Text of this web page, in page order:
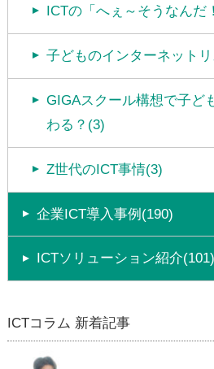
ICTの「へぇ～そうなんだ
子どものインターネット
GIGAスクール構想で子ど
わる？(3)
Z世代のICT事情(3)
企業ICT導入事例(190)
ICTソリューション紹介(101)
ICTコラム 新着記事